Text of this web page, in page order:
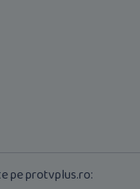
pe protvplus.ro: